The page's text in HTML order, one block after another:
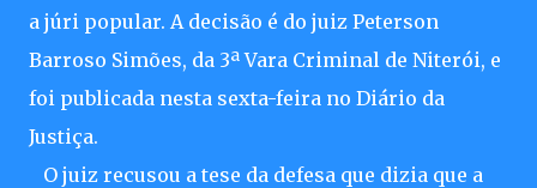
a júri popular. A decisão é do juiz Peterson
Barroso Simões, da 3ª Vara Criminal de Niterói, e
foi publicada nesta sexta-feira no Diário da
Justiça.
O juiz recusou a tese da defesa que dizia que a